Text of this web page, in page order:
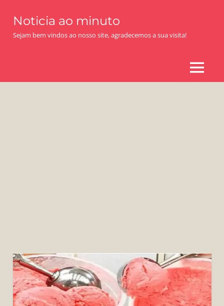
content
Noticia ao minuto
Sejam bem vindos ao nosso site, agradecemos a sua visita!
MENU